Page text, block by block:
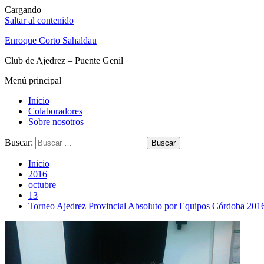
Cargando
Saltar al contenido
Enroque Corto Sahaldau
Club de Ajedrez – Puente Genil
Menú principal
Inicio
Colaboradores
Sobre nosotros
Buscar:
Inicio
2016
octubre
13
Torneo Ajedrez Provincial Absoluto por Equipos Córdoba